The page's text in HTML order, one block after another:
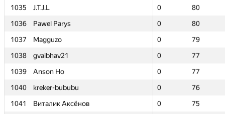
1035
J.T.J.L 0
80
1036
Pawel Parys 0
80
1037
Magguzo 0
79
1038
gvaibhav21 0
77
1039
Anson Ho 0
77
1040
kreker-bububu 0
76
1041
Виталик Аксёнов 0
75
1035
J.T.J.L 0
80
1036
Pawel Parys 0
80
1037
Magguzo 0
79
1038
gvaibhav21 0
77
1039
Anson Ho 0
77
1040
kreker-bububu 0
76
1041
Виталик Аксёнов 0
75